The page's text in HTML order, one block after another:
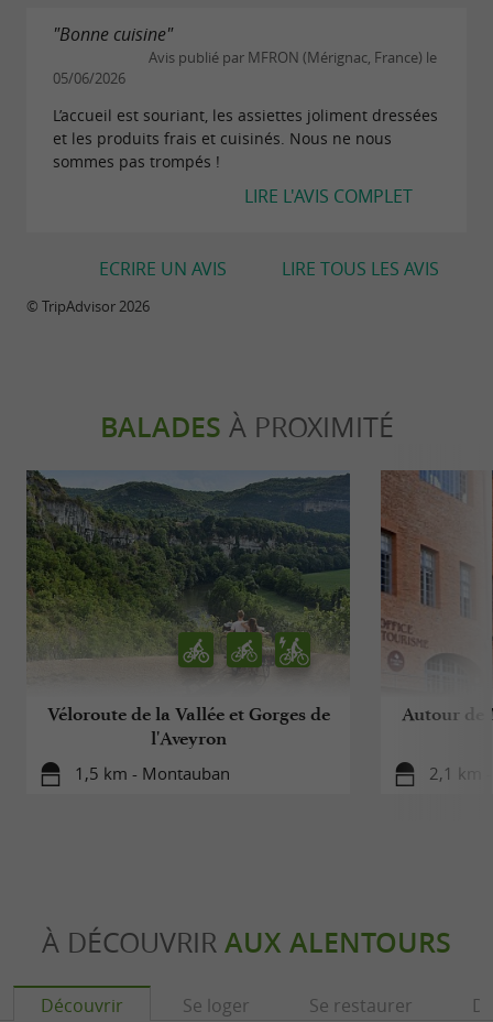
"Bonne cuisine"
Avis publié par MFRON (Mérignac, France) le
05/06/2026
L’accueil est souriant, les assiettes joliment dressées
et les produits frais et cuisinés. Nous ne nous
sommes pas trompés !
LIRE L'AVIS COMPLET
LIRE TOUS LES AVIS
ECRIRE UN AVIS
© TripAdvisor 2026
BALADES À PROXIMITÉ
Véloroute de la Vallée et Gorges de
l'Aveyron
1,5 km - Montauban
Autour de
2,1 km
À DÉCOUVRIR AUX ALENTOURS
Découvrir Se loger Se restaurer